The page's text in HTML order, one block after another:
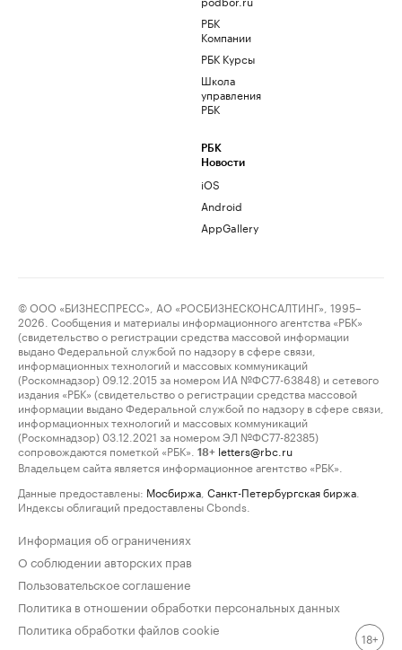
РБК
Компании
РБК Курсы
Школа
управления
РБК
РБК
Новости
iOS
Android
AppGallery
© ООО «БИЗНЕСПРЕСС», АО «РОСБИЗНЕСКОНСАЛТИНГ», 1995–
2026. Сообщения и материалы информационного агентства «РБК»
(свидетельство о регистрации средства массовой информации
выдано Федеральной службой по надзору в сфере связи,
информационных технологий и массовых коммуникаций
(Роскомнадзор) 09.12.2015 за номером ИА №ФС77-63848) и сетевого
издания «РБК» (свидетельство о регистрации средства массовой
информации выдано Федеральной службой по надзору в сфере связи,
информационных технологий и массовых коммуникаций
(Роскомнадзор) 03.12.2021 за номером ЭЛ №ФС77-82385)
сопровождаются пометкой «РБК».
18+ letters@rbc.ru
Владельцем сайта является информационное агентство «РБК».
Данные предоставлены: Мосбиржа Санкт-Петербургская биржа
Индексы облигаций предоставлены Cbonds.
Информация об ограничениях
О соблюдении авторских прав
Пользовательское соглашение
Политика в отношении обработки персональных данных
Политика обработки файлов cookie
18+